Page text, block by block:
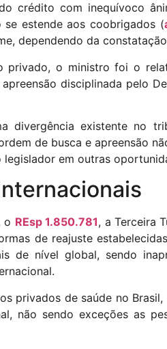
crédito com inequívoco
estende aos coobrigados (
dependendo da
privado, o ministro foi o
disciplinada pelo
divergência existente no
de busca e apreensão
em outras
o REsp 1.850.781, a Terceira
de reajuste
de nível global, sendo
privados de saúde no
não sendo exceções as